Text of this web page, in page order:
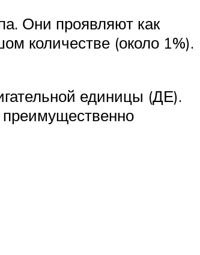
Они проявляют как
количестве (около 1%).
единицы (ДЕ).